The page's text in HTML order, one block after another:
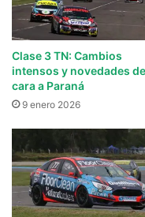
Clase 3 TN: Cambios
intensos y novedades de
cara a Paraná
9 enero 2026